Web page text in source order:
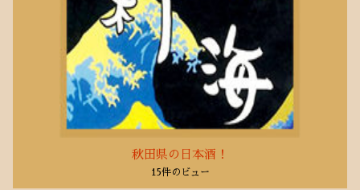
秋田県の日本酒！
15件のビュー